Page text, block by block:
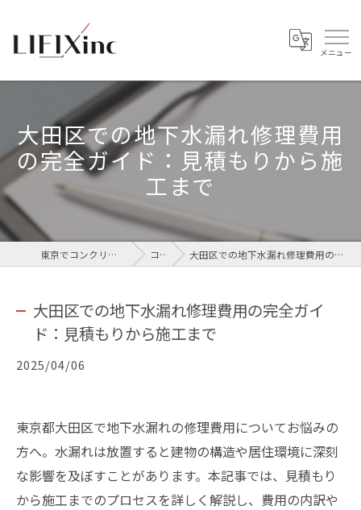
大田区での地下水漏れ修理費用
の完全ガイド：見積もりから施
工まで
東京でコンクリートなら株式会社LIFIX コラム 大田区での地下水漏れ修理費用の完全ガイド：見積もりから施工まで
大田区での地下水漏れ修理費用の完全ガイ
ド：見積もりから施工まで
2025/04/06
東京都大田区で地下水漏れの修理費用についてお悩みの
方へ。水漏れは放置すると建物の構造や居住環境に深刻
な影響を及ぼすことがあります。本記事では、見積もり
から施工までのプロセスを詳しく解説し、費用の内訳や